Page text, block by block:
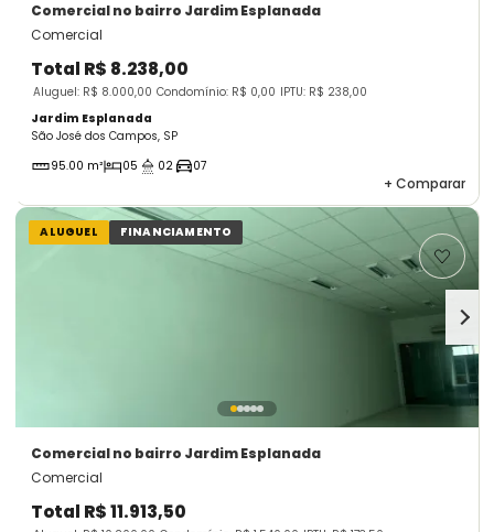
Comercialno bairro Jardim Esplanada
Comercial
Total R$ 8.238,00
Aluguel: R$ 8.000,00 Condomínio: R$ 0,00 IPTU: R$ 238,00
Jardim Esplanada
São José dos Campos, SP
95.00 m²
05 02 07
+ Comparar
ALUGUEL FINANCIAMENTO
Comercialno bairro Jardim Esplanada
Comercial
Total R$ 11.913,50